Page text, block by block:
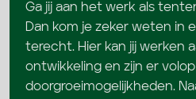
Ga jij aan het werk als
Dan kom je zeker weten in
terecht. Hier kan jij werken
ontwikkeling en zijn er volop
doorgroeimogelijkheden.